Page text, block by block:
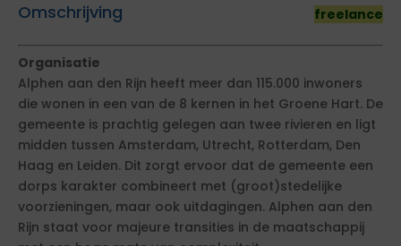
Omschrijving freelance
Organisatie
Alphen aan den Rijn heeft meer dan 115.000 inwoners
die wonen in een van de 8 kernen in het Groene Hart. De
gemeente is prachtig gelegen aan twee rivieren en ligt
midden tussen Amsterdam, Utrecht, Rotterdam, Den
Haag en Leiden. Dit zorgt ervoor dat de gemeente een
dorps karakter combineert met (groot)stedelijke
voorzieningen, maar ook uitdagingen. Alphen aan den
Rijn staat voor majeure transities in de maatschappij